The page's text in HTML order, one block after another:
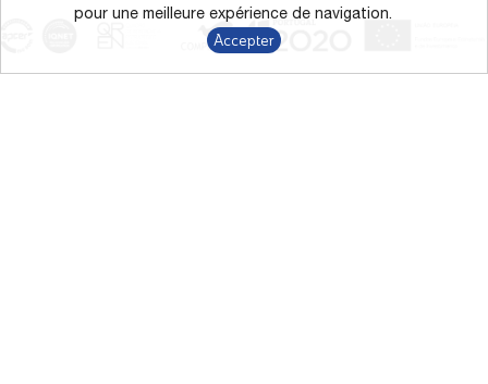
pour une meilleure expérience de navigation.
Accepter